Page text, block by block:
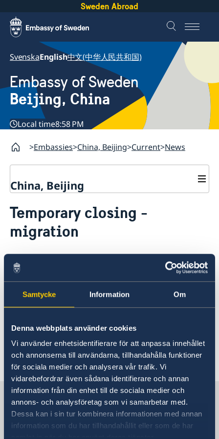
Samtycke Information Om
Denna webbplats använder cookies
Vi använder enhetsidentifierare för att anpassa innehållet
och annonserna till användarna, tillhandahålla funktioner
för sociala medier och analysera vår trafik. Vi
vidarebefordrar även sådana identifierare och annan
information från din enhet till de sociala medier och
annons- och analysföretag som vi samarbetar med.
Dessa kan i sin tur kombinera informationen med annan
information som du har tillhandahållit eller som de har
Sweden Abroad
SvenskaEnglish中文(中华人民共和国)
Embassy of Sweden
Beijing, China
Local time8:58 PM
Embassies China, Beijing Current News
China, Beijing
Book an appointment
About us
Open positions
Netiquette
Closed days 2026
Current
News
Temporary closing -
migration
19 Nov 2025
The Migration section will be closed
for visitors on 27-28 November.
The operations will resume on Monday 1
Last updated 19 Nov 2025, 1.48 PM
Sweden in People's Republic of
China